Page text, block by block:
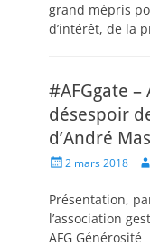
grand mépris
d’intérêt, de la
#AFGgate –
désespoir
d’André
Posted2 mars 2018
Présentation,
l’association
AFG Générosité